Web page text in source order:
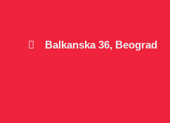
садржајBalkanska 36, Beograd